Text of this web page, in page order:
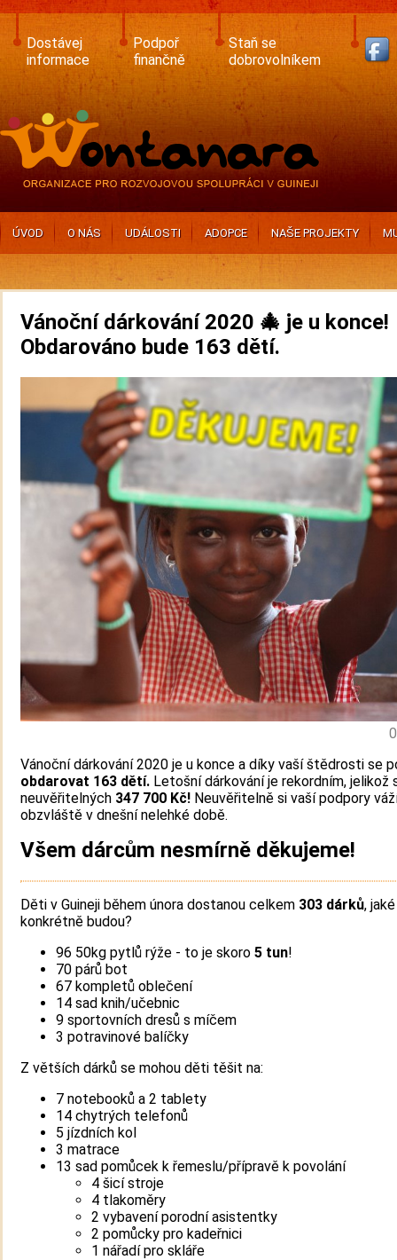
Skip
main
content
Dostávej
informace
Podpoř
finančně
Staň se
dobrovolníkem
ÚVOD O NÁS UDÁLOSTI ADOPCE NAŠE PROJEKTY
Vánoční dárkování 2020 🎄 je u konce!
Obdarováno bude 163 dětí.
Vánoční dárkování 2020 je u konce a díky vaší štědrosti se
obdarovat 163 dětí. Letošní dárkování je rekordním, jelikož
neuvěřitelných 347 700 Kč! Neuvěřitelně si vaší podpory
obzvláště v dnešní nelehké době.
Všem dárcům nesmírně děkujeme!
Děti v Guineji během února dostanou celkem 303 dárků,
konkrétně budou?
96 50kg pytlů rýže - to je skoro 5 tun!
70 párů bot
67 kompletů oblečení
14 sad knih/učebnic
9 sportovních dresů s míčem
3 potravinové balíčky
Z větších dárků se mohou děti těšit na:
7 notebooků a 2 tablety
14 chytrých telefonů
5 jízdních kol
3 matrace
13 sad pomůcek k řemeslu/přípravě k povolání
4 šicí stroje
4 tlakoměry
2 vybavení porodní asistentky
2 pomůcky pro kadeřnici
1 nářadí pro skláře